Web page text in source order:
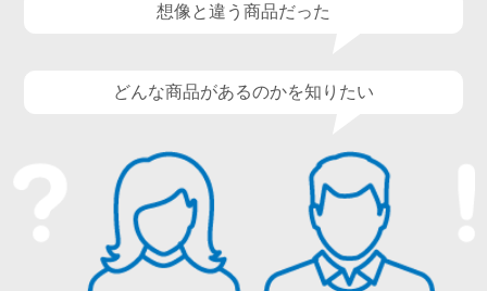
想像と違う商品だった
どんな商品があるのかを知りたい